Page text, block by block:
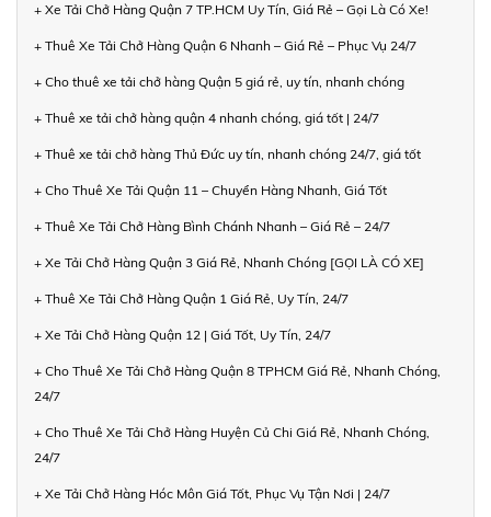
+ Xe Tải Chở Hàng Quận 7 TP.HCM Uy Tín, Giá Rẻ – Gọi Là Có Xe!
+ Thuê Xe Tải Chở Hàng Quận 6 Nhanh – Giá Rẻ – Phục Vụ 24/7
+ Cho thuê xe tải chở hàng Quận 5 giá rẻ, uy tín, nhanh chóng
+ Thuê xe tải chở hàng quận 4 nhanh chóng, giá tốt | 24/7
+ Thuê xe tải chở hàng Thủ Đức uy tín, nhanh chóng 24/7, giá tốt
+ Cho Thuê Xe Tải Quận 11 – Chuyển Hàng Nhanh, Giá Tốt
+ Thuê Xe Tải Chở Hàng Bình Chánh Nhanh – Giá Rẻ – 24/7
+ Xe Tải Chở Hàng Quận 3 Giá Rẻ, Nhanh Chóng [GỌI LÀ CÓ XE]
+ Thuê Xe Tải Chở Hàng Quận 1 Giá Rẻ, Uy Tín, 24/7
+ Xe Tải Chở Hàng Quận 12 | Giá Tốt, Uy Tín, 24/7
+ Cho Thuê Xe Tải Chở Hàng Quận 8 TPHCM Giá Rẻ, Nhanh Chóng,
24/7
+ Cho Thuê Xe Tải Chở Hàng Huyện Củ Chi Giá Rẻ, Nhanh Chóng,
24/7
+ Xe Tải Chở Hàng Hóc Môn Giá Tốt, Phục Vụ Tận Nơi | 24/7